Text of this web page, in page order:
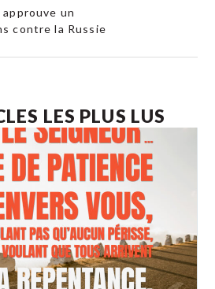
un
contre la Russie
LES PLUS LUS